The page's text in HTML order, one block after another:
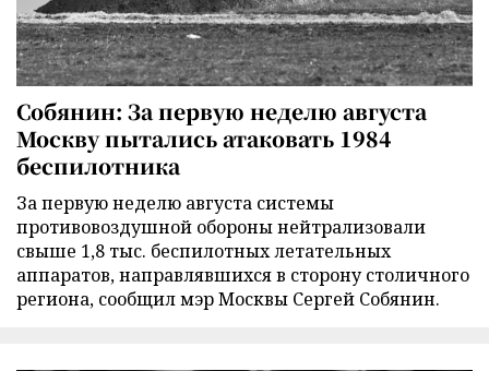
Собянин: За первую неделю августа
Москву пытались атаковать 1984
беспилотника
За первую неделю августа системы
противовоздушной обороны нейтрализовали
свыше 1,8 тыс. беспилотных летательных
аппаратов, направлявшихся в сторону столичного
региона, сообщил мэр Москвы Сергей Собянин.